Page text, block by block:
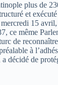
plus de
et
15
ce même
de
à
décidé de